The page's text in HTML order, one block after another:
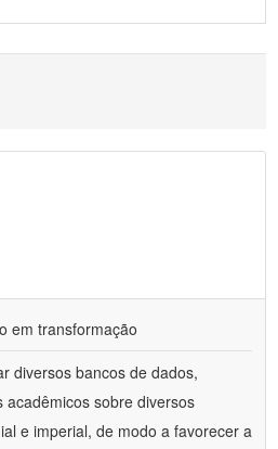
em transformação
diversos bancos de dados,
sobre diversos
e imperial, de modo a favorecer a